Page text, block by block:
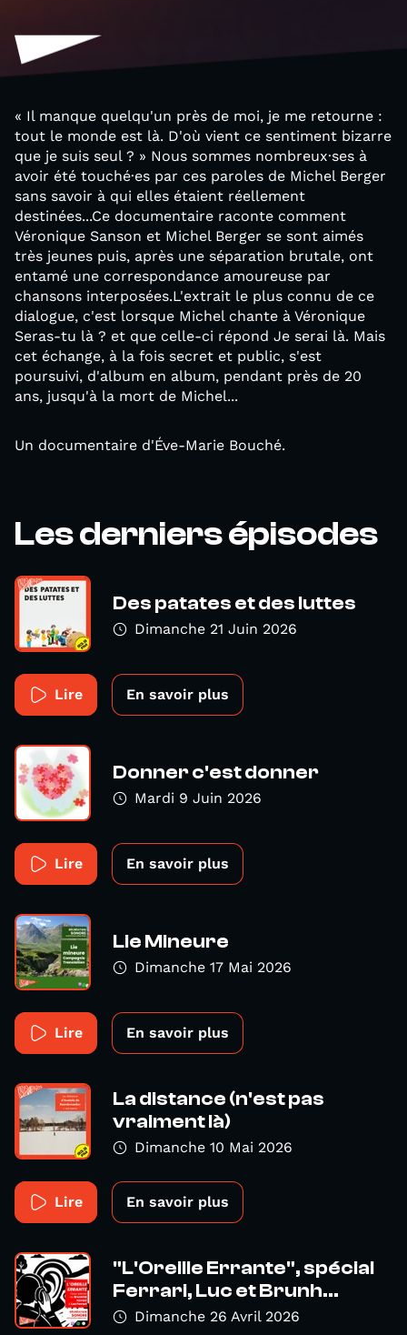
« Il manque quelqu'un près de moi, je me retourne :
tout le monde est là. D'où vient ce sentiment bizarre
que je suis seul ? » Nous sommes nombreux·ses à
avoir été touché·es par ces paroles de Michel Berger
sans savoir à qui elles étaient réellement
destinées...Ce documentaire raconte comment
Véronique Sanson et Michel Berger se sont aimés
très jeunes puis, après une séparation brutale, ont
entamé une correspondance amoureuse par
chansons interposées.L'extrait le plus connu de ce
dialogue, c'est lorsque Michel chante à Véronique
Seras-tu là ? et que celle-ci répond Je serai là. Mais
cet échange, à la fois secret et public, s'est
poursuivi, d'album en album, pendant près de 20
ans, jusqu'à la mort de Michel...
Un documentaire d'Éve-Marie Bouché.
Les derniers épisodes
Des patates et des luttes
Dimanche 21 Juin 2026
Lire En savoir plus
Donner c'est donner
Mardi 9 Juin 2026
Lire En savoir plus
Lie Mineure
Dimanche 17 Mai 2026
Lire En savoir plus
La distance (n'est pas
vraiment là)
Dimanche 10 Mai 2026
Lire En savoir plus
"L'Oreille Errante", spécial
Ferrari, Luc et Brunh...
Dimanche 26 Avril 2026